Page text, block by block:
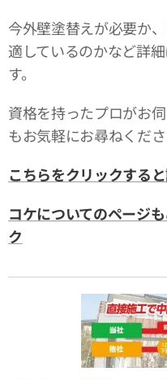
今外壁塗替えが必要か
適しているのかなど詳
す。
資格を持ったプロがお
もお気軽にお尋ねくださ
こちらをクリックする
コケについてのページ
ク